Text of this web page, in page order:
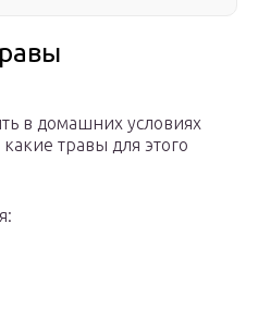
в домашних условиях
травы для этого